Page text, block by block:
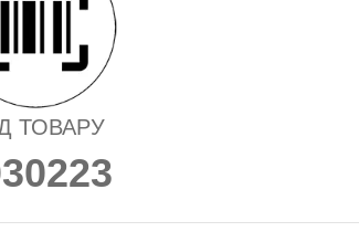
ТОВАРУ